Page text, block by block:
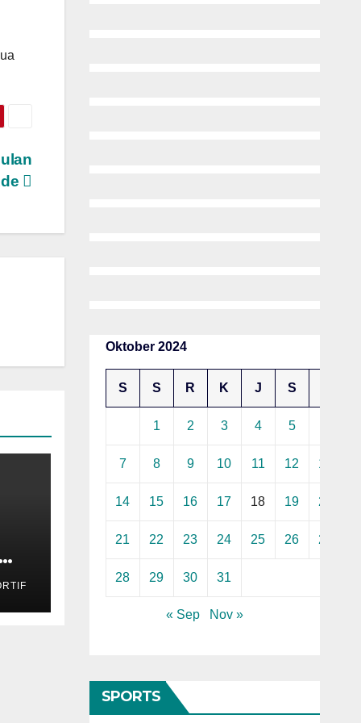
Oktober 2024
S S R K J S
1 2 3 4 5
7 8 9 10 11 12 13
14 15 16 17 18 19 20
21 22 23 24 25 26 27
28 29 30 31
« Sep Nov »
SPORTS